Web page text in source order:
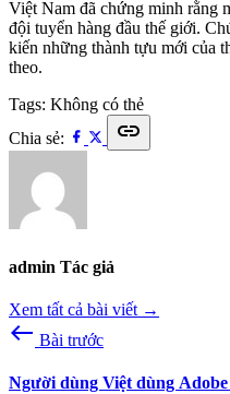
Việt Nam đã chứng minh rằng
đội tuyển hàng đầu thế giới.
kiến những thành tựu mới của
theo.
Tags: Không có thẻ
Chia sẻ:
link
admin Tác giả
Xem tất cả bài viết →
west Bài trước
Người dùng Việt dùng